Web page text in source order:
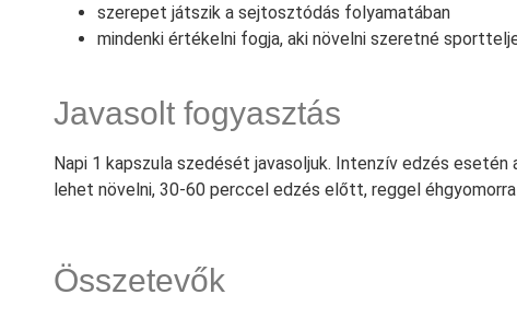
szerepet játszik a sejtosztódás folyamatában
mindenki értékelni fogja, aki növelni szeretné
Javasolt fogyasztás
Napi 1 kapszula szedését javasoljuk. Intenzív edzés esetén
lehet növelni, 30-60 perccel edzés előtt, reggel
Összetevők